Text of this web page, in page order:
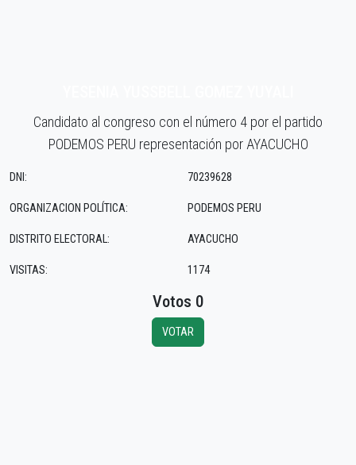
Candidato al congreso con el número 4 por el partido
PODEMOS PERU representación por AYACUCHO
DNI:
ORGANIZACION POLÍTICA:
DISTRITO ELECTORAL:
VISITAS:
70239628
PODEMOS PERU
AYACUCHO
1174
Votos 0
VOTAR